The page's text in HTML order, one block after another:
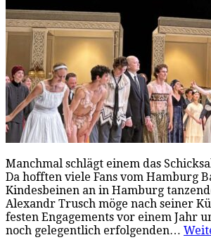
Manchmal schlägt einem das
Da hofften viele Fans vom Hamburg
Kindesbeinen an in Hamburg
Alexandr Trusch möge nach seiner
festen Engagements vor einem Jahr
noch gelegentlich erfolgenden…